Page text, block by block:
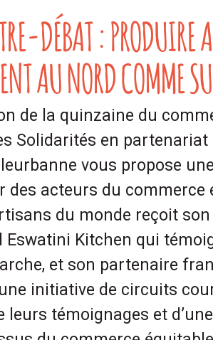
DÉBAT : PRODUIRE
AU NORD COMME
de la quinzaine du
Solidarités en
vous propose
des acteurs du commerce
du monde reçoit
Eswatini Kitchen qui
et son partenaire
initiative de circuits
leurs témoignages et